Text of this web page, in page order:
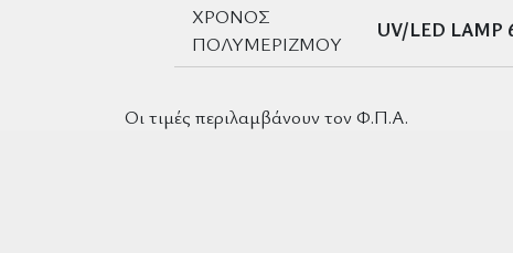
ΧΡΟΝΟΣ
ΠΟΛΥΜΕΡΙΖΜΟΥ
UV/LED LAMP
Οι τιμές περιλαμβάνουν τον Φ.Π.Α.